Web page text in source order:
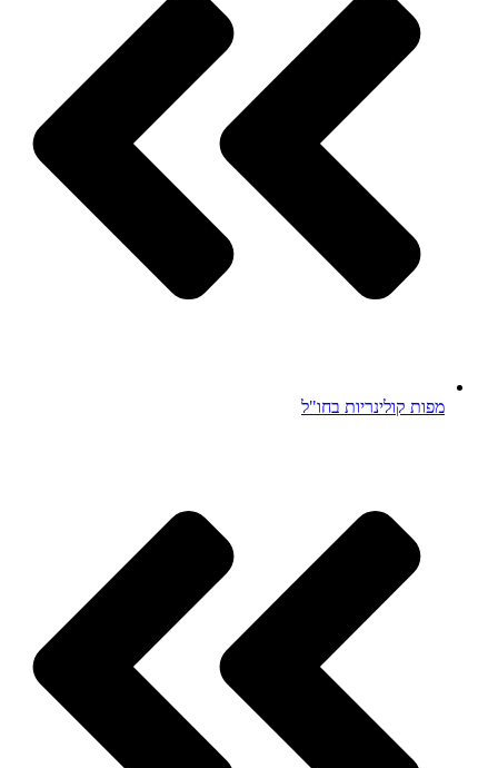
מפות קולינריות בחו"ל